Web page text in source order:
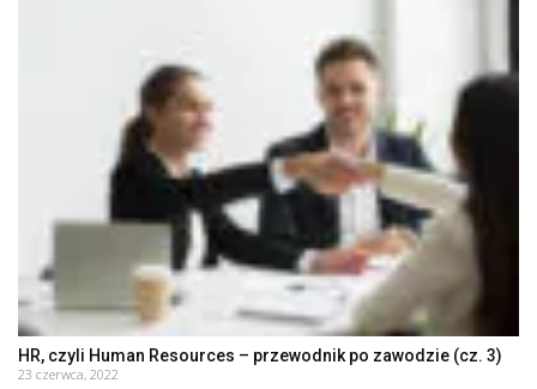
HR, czyli Human Resources – przewodnik po zawodzie (cz. 3)
23 czerwca, 2022